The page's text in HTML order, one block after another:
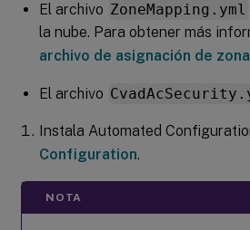
El archivo ZoneMapping.yml
la nube. Para obtener más
archivo de asignación de
El archivo
Instala Automated
Configuration.
NOTA